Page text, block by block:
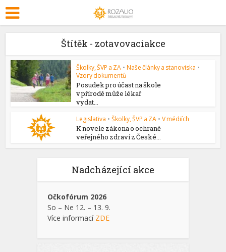
Štítěk - zotavovaciakce
Školky, ŠVP a ZA • Naše články a stanoviska •
Vzory dokumentů
Posudek pro účast na škole
v přírodě může lékař
vydat...
Legislativa • Školky, ŠVP a ZA • V médiích
K novele zákona o ochraně
veřejného zdraví z České...
Nadcházející akce
Očkofórum 2026
So – Ne 12. – 13. 9.
Více informací ZDE